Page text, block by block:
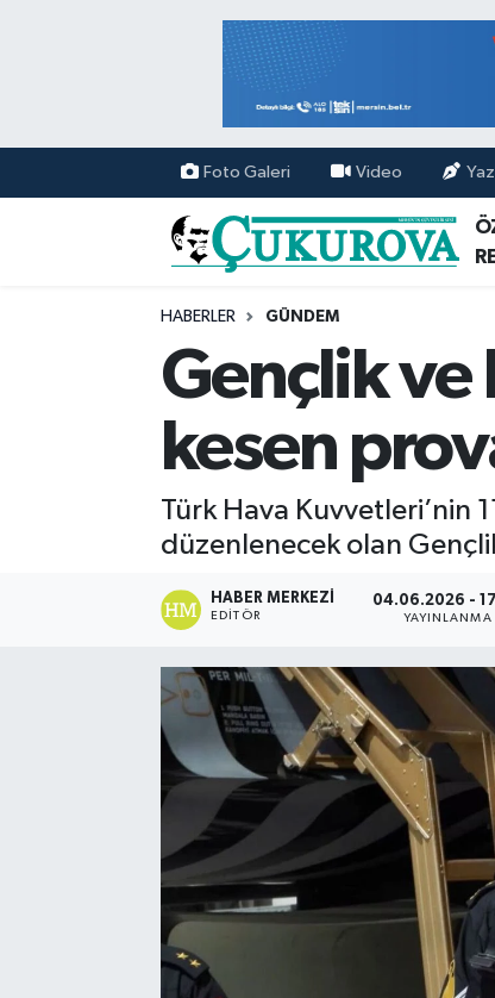
Foto Galeri Video
HABERLER GÜNDEM
Gençlik ve
kesen
Türk Hava Kuvvetleri’nin
düzenlenecek olan
HABER MERKEZI
EDITÖR
04.06.2026 -
YAYINLANMA
Mersin Nöbetçi Eczaneler
Mersin Hava Durumu
Mersin Namaz Vakitleri
Mersin Trafik Yoğunluk Haritası
Tüm Manşetler
Son Dakika Haberleri
Haber Arşivi